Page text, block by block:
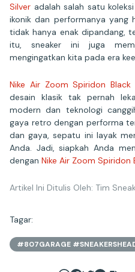
Silver adalah salah satu
ikonik dan performanya yang
tidak hanya enak dipandang,
itu, sneaker ini juga
mengingatkan kita pada era
Nike Air Zoom Spiridon Black
desain klasik tak pernah
modern dan teknologi
gaya retro dengan performa
dan gaya, sepatu ini layak
Anda. Jadi, siapkah Anda
dengan Nike Air Zoom Spiridon
Artikel Ini Ditulis Oleh: Tim
Tagar:
#807GARAGE